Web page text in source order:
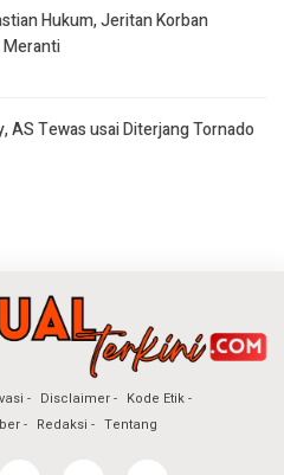
Hukum, Jeritan Korban
Meranti
AS Tewas usai Diterjang Tornado
Disclaimer
Kode Etik
Redaksi Tentang